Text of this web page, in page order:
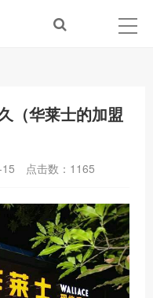
（华莱士的加盟
点击数： 1165